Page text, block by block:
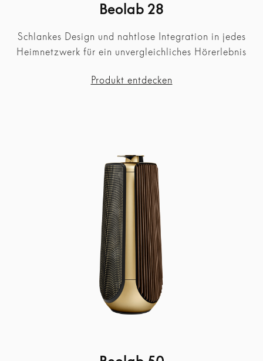
Beolab 28
Schlankes Design und nahtlose Integration in jedes
Heimnetzwerk für ein unvergleichliches Hörerlebnis
Produkt entdecken